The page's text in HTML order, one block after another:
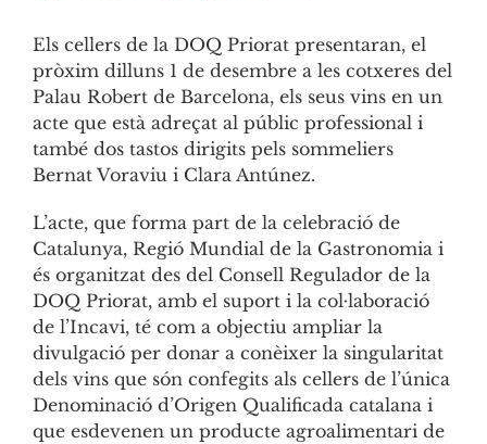
Els cellers de la DOQ Priorat presentaran, el
pròxim dilluns 1 de desembre a les cotxeres del
Palau Robert de Barcelona, els seus vins en un
acte que està adreçat al públic professional i
també dos tastos dirigits pels sommeliers
Bernat Voraviu i Clara Antúnez.
L’acte, que forma part de la celebració de
Catalunya, Regió Mundial de la Gastronomia i
és organitzat des del Consell Regulador de la
DOQ Priorat, amb el suport i la col·laboració
de l’Incavi, té com a objectiu ampliar la
divulgació per donar a conèixer la singularitat
dels vins que són confegits als cellers de l’única
Denominació d’Origen Qualificada catalana i
que esdevenen un producte agroalimentari de